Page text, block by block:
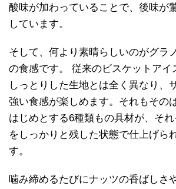
酸味が加わっていることで、後味が
しています。
そして、何より素晴らしいのがグラ
の食感です。 従来のビスケットアイ
しっとりした生地とは全く異なり、
強い食感が楽しめます。それもその
はじめとする6種類もの具材が、そ
をしっかりと残した状態で仕上げら
す。
噛み締めるたびにナッツの香ばしさ